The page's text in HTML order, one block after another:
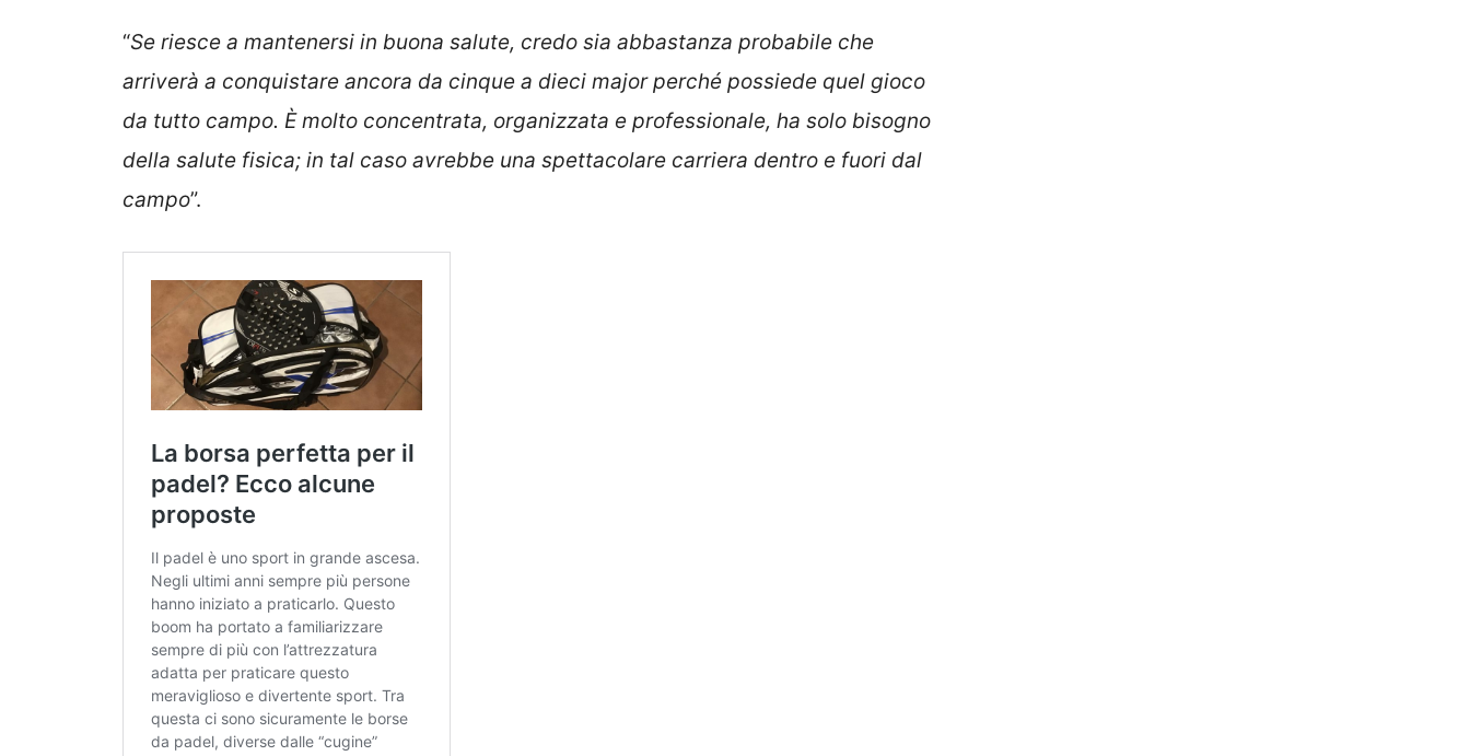
“Se riesce a mantenersi in buona salute, credo sia abbastanza probabile che
arriverà a conquistare ancora da cinque a dieci major perché possiede quel gioco
da tutto campo. È molto concentrata, organizzata e professionale, ha solo bisogno
della salute fisica; in tal caso avrebbe una spettacolare carriera dentro e fuori dal
campo”.